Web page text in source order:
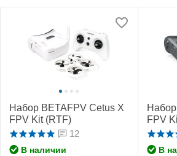
Набор BETAFPV Cetus X
FPV Kit (RTF)
12
В наличии
FPV
В